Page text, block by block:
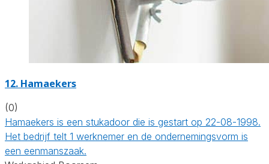
12. Hamaekers
(0)
Hamaekers is een stukadoor die is gestart op 22-08-1998.
Het bedrijf telt 1 werknemer en de ondernemingsvorm is
een eenmanszaak.